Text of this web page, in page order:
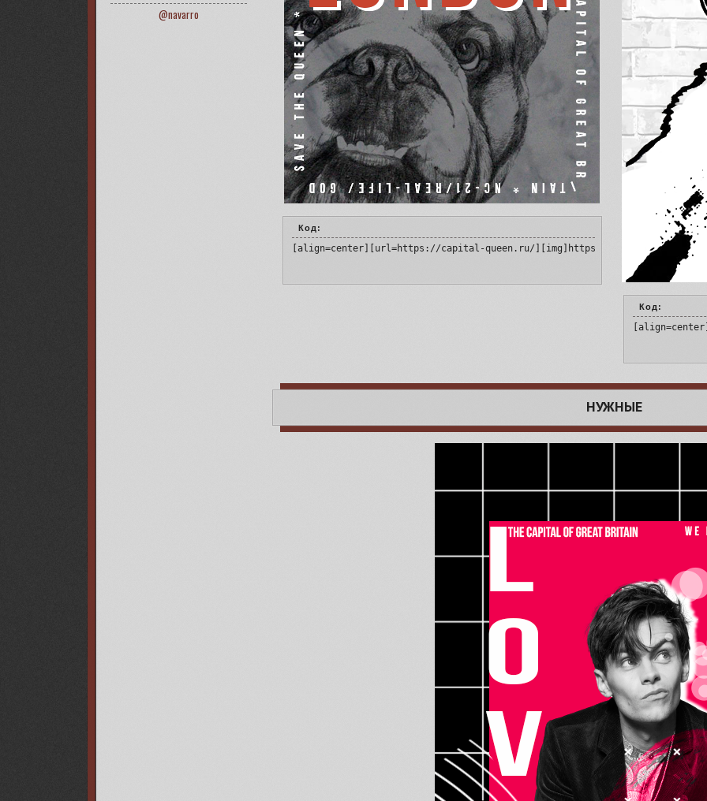
@navarro
Код:
[align=center][url=https://capital-queen.ru/][img]https://upforme.ru/
Код:
НУЖНЫЕ